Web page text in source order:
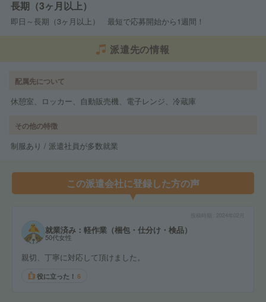
長期（3ヶ月以上）
即日～長期（3ヶ月以上） 最短で応募開始から1週間！
派遣先の情報
配属先について
休憩室、ロッカー、自動販売機、電子レンジ、冷蔵庫
その他の特徴
制服あり / 派遣社員が多数就業
この派遣会社に登録した方の声
2024年02月
就業済み：軽作業（梱包・仕分け・検品）
50代女性
親切、丁寧に対応して頂けました。
役に立った！ 6